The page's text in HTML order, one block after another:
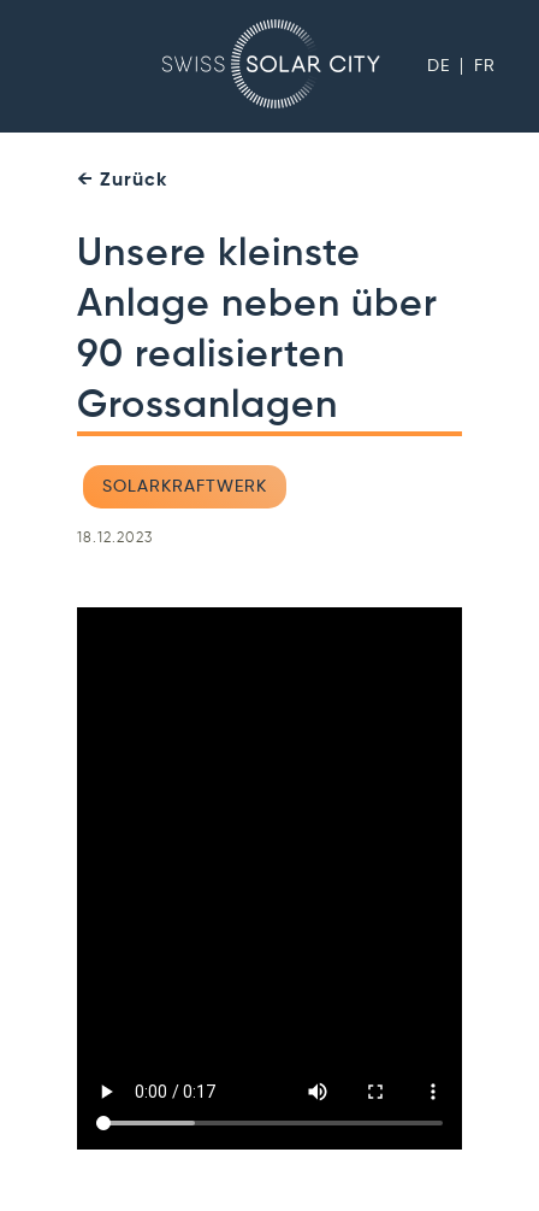
DE FR
← Zurück
Unsere kleinste
Anlage neben über
90 realisierten
Grossanlagen
SOLARKRAFTWERK
18.12.2023